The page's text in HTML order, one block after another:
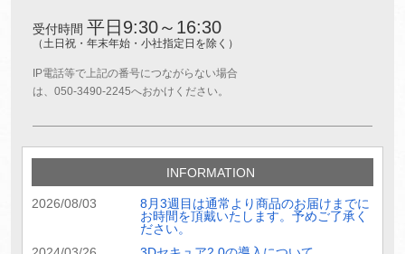
受付時間 平日9:30～16:30
（土日祝・年末年始・小社指定日を除く）
IP電話等で上記の番号につながらない場合
は、050-3490-2245へおかけください。
INFORMATION
2026/08/03
8月3週目は通常より商品のお届けまでに
お時間を頂戴いたします。予めご了承く
ださい。